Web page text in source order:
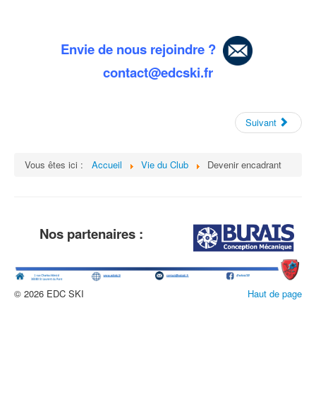
Envie de nous rejoindre ?
contact@edcski.fr
Suivant
Vous êtes ici : Accueil Vie du Club Devenir encadrant
Nos partenaires :
Haut de page
© 2026 EDC SKI